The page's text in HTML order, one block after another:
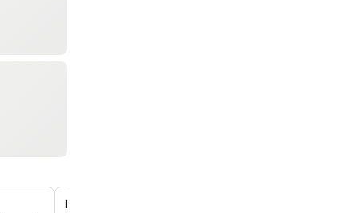
Desayuno regional con vistas al parque